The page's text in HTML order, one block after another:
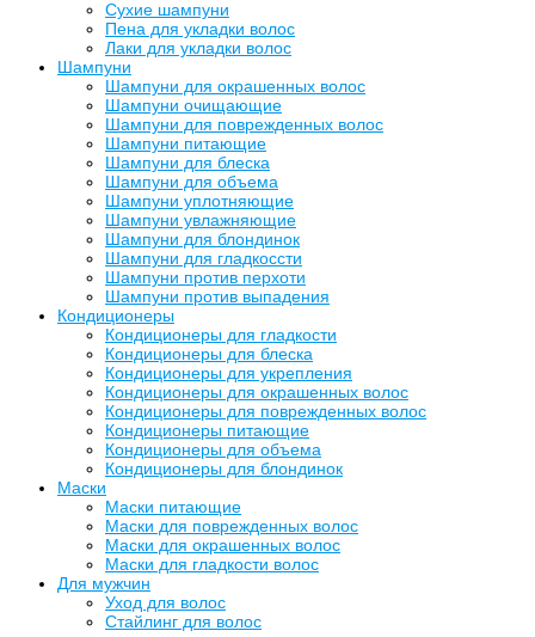
Сухие шампуни
Пена для укладки волос
Лаки для укладки волос
Шампуни
Шампуни для окрашенных волос
Шампуни очищающие
Шампуни для поврежденных волос
Шампуни питающие
Шампуни для блеска
Шампуни для объема
Шампуни уплотняющие
Шампуни увлажняющие
Шампуни для блондинок
Шампуни для гладкоссти
Шампуни против перхоти
Шампуни против выпадения
Кондиционеры
Кондиционеры для гладкости
Кондиционеры для блеска
Кондиционеры для укрепления
Кондиционеры для окрашенных волос
Кондиционеры для поврежденных волос
Кондиционеры питающие
Кондиционеры для объема
Кондиционеры для блондинок
Маски
Маски питающие
Маски для поврежденных волос
Маски для окрашенных волос
Маски для гладкости волос
Для мужчин
Уход для волос
Стайлинг для волос